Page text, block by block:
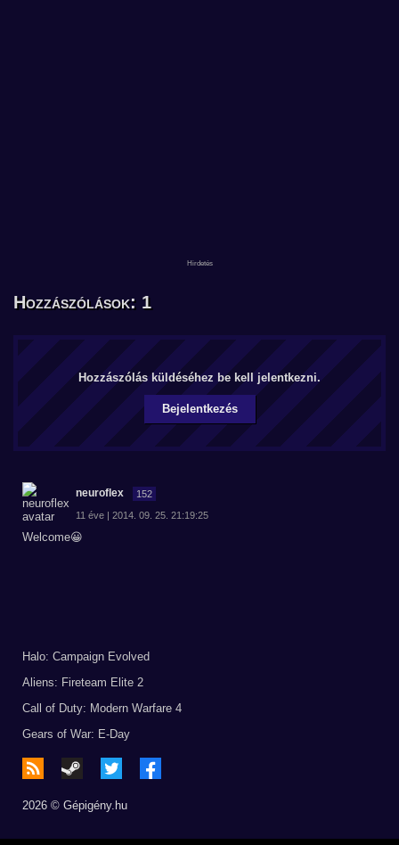
Hozzászólások: 1
Hozzászólás küldéséhez be kell jelentkezni.
Bejelentkezés
neuroflex 152
11 éve | 2014. 09. 25. 21:19:25
Welcome😀
Halo: Campaign Evolved
Aliens: Fireteam Elite 2
Call of Duty: Modern Warfare 4
Gears of War: E-Day
2026 © Gépigény.hu